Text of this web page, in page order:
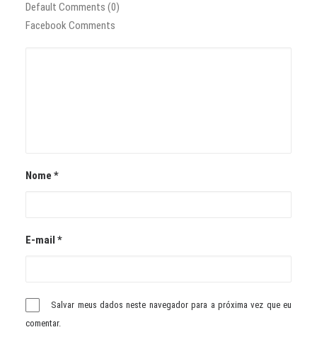
Default Comments (0)
Facebook Comments
Nome *
E-mail *
Salvar meus dados neste navegador para a próxima vez que eu
comentar.